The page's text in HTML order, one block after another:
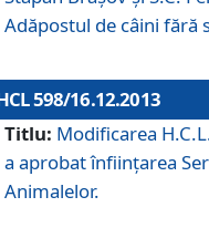
Adăpostul de câini fără
598/16.12.2013
Titlu: Modificarea
a aprobat înfiinţarea
Animalelor.